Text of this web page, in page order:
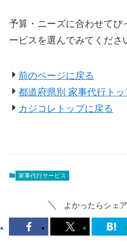
予算・ニーズに合わせてぴ
ービスを選んでみてくださ
前のページに戻る
都道府県別 家事代行トッ
カジコレトップに戻る
家事代行サービス
よかったらシェ